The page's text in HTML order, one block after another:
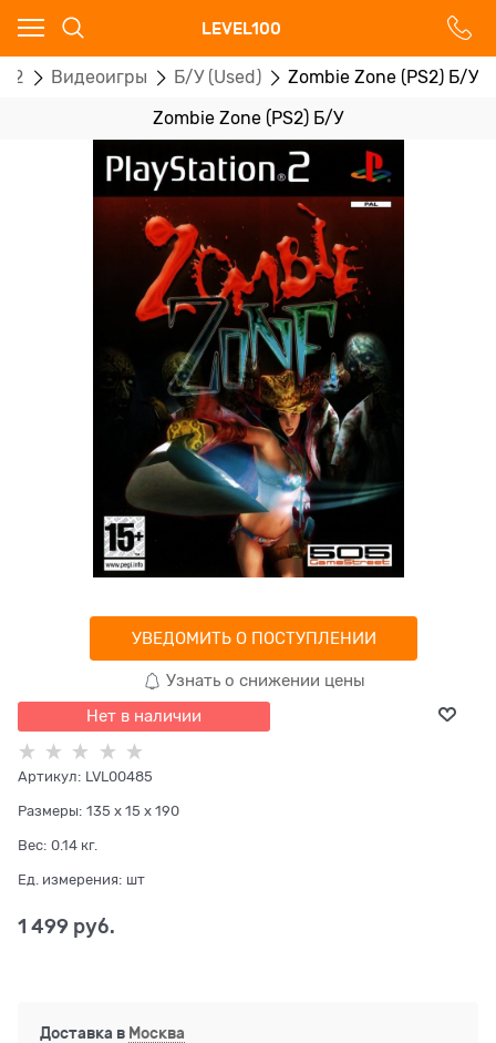
LEVEL100
2 Видеоигры Б/У (Used) Zombie Zone (PS2) Б/У
Zombie Zone (PS2) Б/У
УВЕДОМИТЬ О ПОСТУПЛЕНИИ
Узнать о снижении цены
Нет в наличии
Артикул: LVL00485
Размеры: 135 x 15 x 190
Вес: 0.14 кг.
Ед. измерения: шт
1 499 руб.
Доставка в Москва
Ваш город - Москва,
угадали?
ДА НЕТ